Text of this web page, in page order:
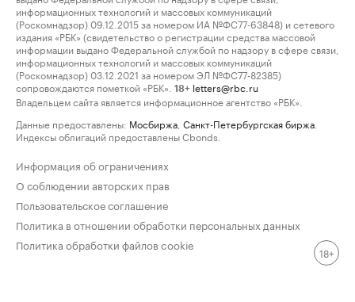
информационных технологий и массовых коммуникаций
(Роскомнадзор) 09.12.2015 за номером ИА №ФС77-63848) и сетевого
издания «РБК» (свидетельство о регистрации средства массовой
информации выдано Федеральной службой по надзору в сфере связи,
информационных технологий и массовых коммуникаций
(Роскомнадзор) 03.12.2021 за номером ЭЛ №ФС77-82385)
сопровождаются пометкой «РБК».
18+ letters@rbc.ru
Владельцем сайта является информационное агентство «РБК».
Данные предоставлены: Мосбиржа Санкт-Петербургская биржа
Индексы облигаций предоставлены Cbonds.
Информация об ограничениях
О соблюдении авторских прав
Пользовательское соглашение
Политика в отношении обработки персональных данных
Политика обработки файлов cookie
18+